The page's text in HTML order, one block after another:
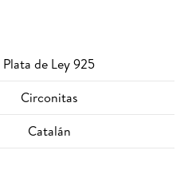
Plata de Ley 925
Circonitas
Catalán